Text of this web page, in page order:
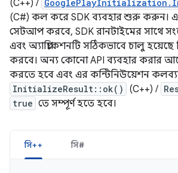
(C++) /
(C#) কল করে SDK ব্যবহার শুরু করুন।
সেটআপ করবে, SDK রানটাইমের সাথে
এবং অ্যাপ্লিকেশনটি সঠিকভাবে চালু হয়েছে
করবে। অন্য কোনো API ব্যবহার করার
করতে হবে এবং এর কন্টিনিউয়েশন
InitializeResult::ok() (C++) /
true তে সম্পূর্ণ হতে হবে।
সি++ সি#